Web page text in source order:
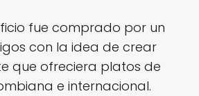
fue comprado por un
con la idea de crear
que ofreciera platos de
e internacional.